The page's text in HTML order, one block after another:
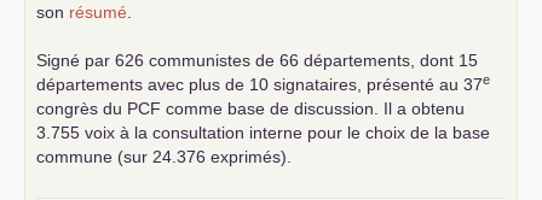
son résumé.
Signé par 626 communistes de 66 départements, dont 15
départements avec plus de 10 signataires, présenté au 37e
congrès du PCF comme base de discussion. Il a obtenu
3.755 voix à la consultation interne pour le choix de la base
commune (sur 24.376 exprimés).